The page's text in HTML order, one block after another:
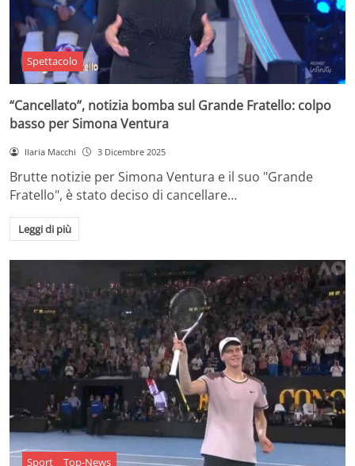
Spettacolo
“Cancellato”, notizia bomba sul Grande Fratello: colpo
basso per Simona Ventura
Ilaria Macchi 3 Dicembre 2025
Brutte notizie per Simona Ventura e il suo "Grande
Fratello", è stato deciso di cancellare…
Leggi di più
Sport Top-News